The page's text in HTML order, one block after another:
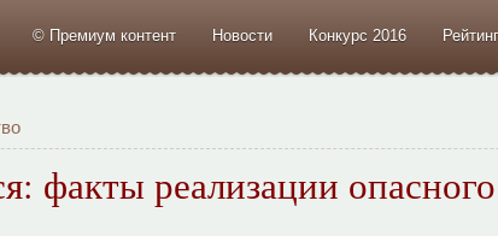
© Премиум контент Новости Конкурс 2016
факты реализации